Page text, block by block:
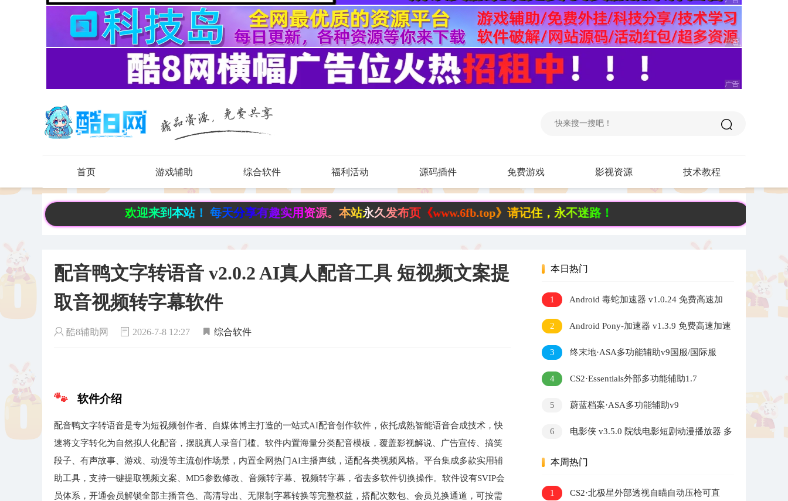
首页 游戏辅助 综合软件 福利活动 源码插件 免费游戏 影视资源 技术教程
欢迎来到本站！ 每天分享有趣实用资源。本站永久发布页《www.6fb.top》请记住，永不迷路！
配音鸭文字转语音 v2.0.2 AI真人配音工具 短视频文案提
取音视频转字幕软件
酷8辅助网 2026-7-8 12:27 综合软件
软件介绍
配音鸭文字转语音是专为短视频创作者、自媒体博主打造的一站式AI配音创作软件，依托成熟智能语音合成技术，快
速将文字转化为自然拟人化配音，摆脱真人录音门槛。软件内置海量分类配音模板，覆盖影视解说、广告宣传、搞笑
段子、有声故事、游戏、动漫等主流创作场景，内置全网热门AI主播声线，适配各类视频风格。平台集成多款实用辅
助工具，支持一键提取视频文案、MD5参数修改、音频转字幕、视频转字幕，省去多软件切换操作。软件设有SVIP会
员体系，开通会员解锁全部主播音色、高清导出、无限制字幕转换等完整权益，搭配次数包、会员兑换通道，可按需
本日热门
1
Android 毒蛇加速器 v1.0.24 免费高速加
速器
2
Android Pony-加速器 v1.3.9 免费高速加速
器
3
终末地·ASA多功能辅助v9国服/国际服
4 CS2·Essentials外部多功能辅助1.7
5 蔚蓝档案·ASA多功能辅助v9
6
电影侠 v3.5.0 院线电影短剧动漫播放器 多
本周热门
1
CS2·北极星外部透视自瞄自动压枪可直